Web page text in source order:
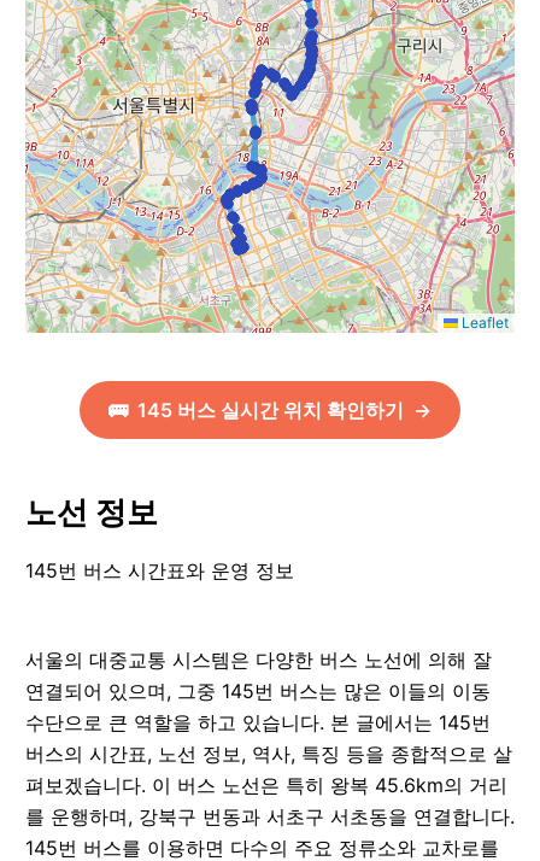
Leaflet
🚌 145 버스 실시간 위치 확인하기 →
노선 정보
145번 버스 시간표와 운영 정보
서울의 대중교통 시스템은 다양한 버스 노선에 의해 잘
연결되어 있으며, 그중 145번 버스는 많은 이들의 이동
수단으로 큰 역할을 하고 있습니다. 본 글에서는 145번
버스의 시간표, 노선 정보, 역사, 특징 등을 종합적으로 살
펴보겠습니다. 이 버스 노선은 특히 왕복 45.6km의 거리
를 운행하며, 강북구 번동과 서초구 서초동을 연결합니다.
145번 버스를 이용하면 다수의 주요 정류소와 교차로를